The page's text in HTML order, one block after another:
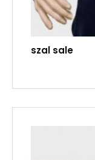
szal sale